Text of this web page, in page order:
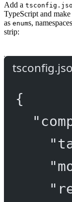
Add a
TypeScript and
as enums,
strip:
{